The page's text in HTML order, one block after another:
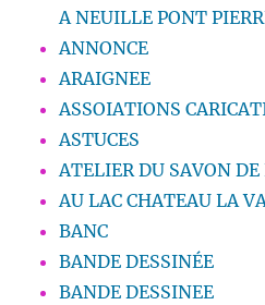
A NEUILLE PONT
ANNONCE
ARAIGNEE
ASSOIATIONS
ASTUCES
ATELIER DU SAVON
AU LAC CHATEAU LA
BANC
BANDE DESSINÉE
BANDE DESSINEE